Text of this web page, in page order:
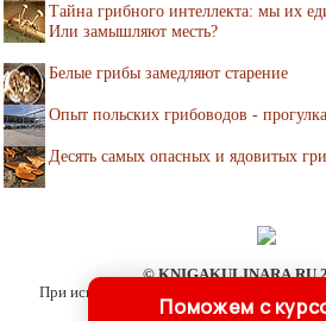
Тайна грибного интеллекта: мы их
Или замышляют месть?
Белые грибы замедляют старение
Опыт польских грибоводов -
Десять самых опасных и ядовитых
© KNIGAKULINARA.RU
При использовании материалов сайта
http://knigakulinara.ru/ '
Поможем с